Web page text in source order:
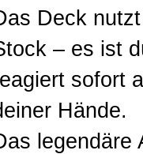
Deck
– es ist
sofort
Hände.
legendäre